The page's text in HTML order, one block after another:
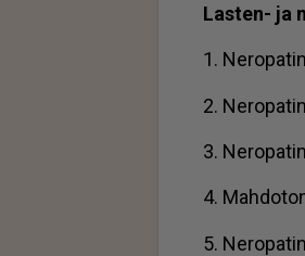
Las­ten- ja
1.
2.
3.
4.
5.